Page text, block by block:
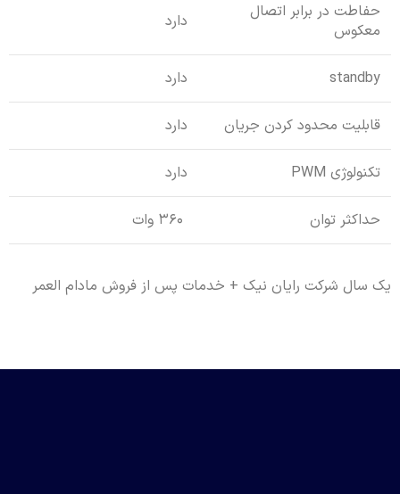
حفاطت در برابر اتصال
معکوس
دارد
standby دارد
قابلیت محدود کردن جریان دارد
تکنولوژی PWM دارد
حداکثر توان
یک سال شرکت رایان نیک + خدمات پس از فروش مادام العمر